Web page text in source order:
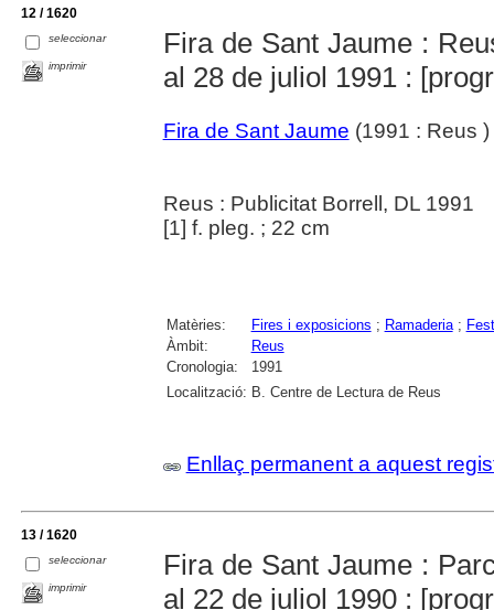
12 / 1620
seleccionar
imprimir
Fira de Sant Jaume :
al 28 de juliol 1991 :
Fira de Sant Jaume (1991 : Reus )
Reus : Publicitat Borrell, DL 1991
[1] f. pleg. ; 22 cm
Matèries: Fires i exposicions ; Ramaderia;
Àmbit:
Reus
Cronologia:
1991
Localització: B. Centre de Lectura de Reus
Enllaç permanent a aquest
13 / 1620
seleccionar
imprimir
Fira de Sant Jaume :
al 22 de juliol 1990 :